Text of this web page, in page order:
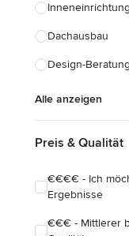
Einbauschränke
Inneneinrichtung
Dachausbau
Design-Beratung
Alle anzeigen
Preis & Qualität
€€€€ - Ich
Ergebnisse
€€€ - Mittlerer